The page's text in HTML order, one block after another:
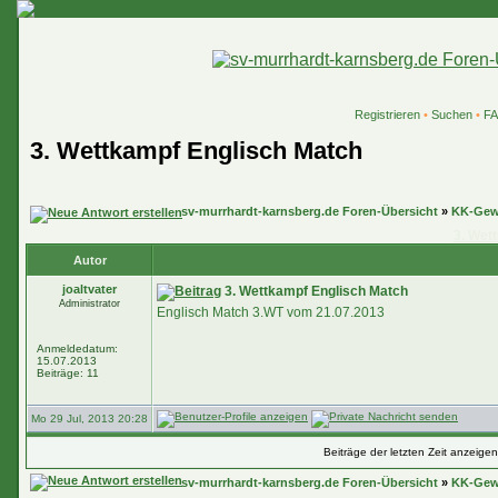
Registrieren• Suchen•
3. Wettkampf Englisch Match
sv-murrhardt-karnsberg.de Foren-Übersicht » KK-
Autor
joaltvater
Administrator
Anmeldedatum:
15.07.2013
Beiträge: 11
3. Wettkampf Englisch Match
Englisch Match 3.WT vom 21.07.2013
Mo 29 Jul, 2013 20:28
Beiträge der letzten Zeit
sv-murrhardt-karnsberg.de Foren-Übersicht » KK-